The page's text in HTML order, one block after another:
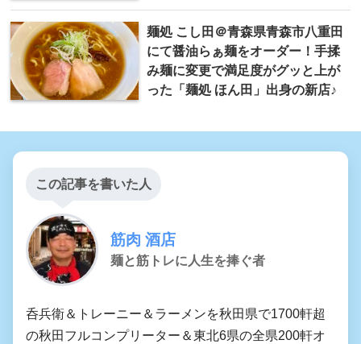
麺処 こし田＠青森県青森市八重田
にて醤油らぁ麺をオーダー！手揉
み麺に変更で満足度がグッと上が
った「麺処 ほん田」出身の新店♪
この記事を書いた人
筋肉 酒店
麺と筋トレに人生を捧ぐ者
呑兵衛＆トレーニー＆ラーメンを秋田県で1700軒超
の秋田フルコンプリーター＆東北6県の全県200軒オ